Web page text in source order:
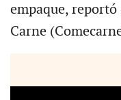
empaque,
Carne